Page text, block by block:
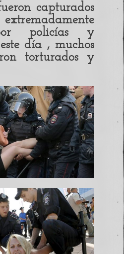
capturados
policías y
día , muchos
torturados y